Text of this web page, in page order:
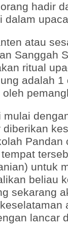
hadir
dalam
atau
Sanggah
ritual
adalah
mulai
diberikan
Pandan
untuk
beliau
sekarang
lancar